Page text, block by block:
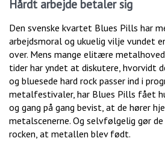
Hårdt arbejde betaler sig
Den svenske kvartet Blues Pills har
arbejdsmoral og ukuelig vilje vundet
over. Mens mange elitære
tider har yndet at diskutere, hvorvidt
og bluesede hard rock passer ind i
metalfestivaler, har Blues Pills fået
og gang på gang bevist, at de hører
metalscenerne. Og selvfølgelig gør
rocken, at metallen blev født.